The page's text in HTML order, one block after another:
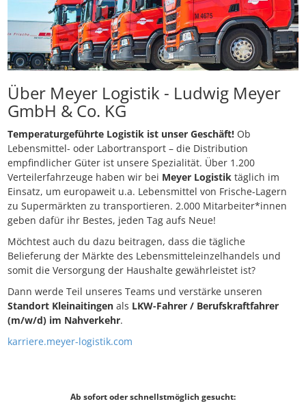
Über Meyer Logistik - Ludwig Meyer
GmbH & Co. KG
Temperaturgeführte Logistik ist unser Geschäft! Ob
Lebensmittel- oder Labortransport – die Distribution
empfindlicher Güter ist unsere Spezialität. Über 1.200
Verteilerfahrzeuge haben wir bei Meyer Logistik täglich im
Einsatz, um europaweit u.a. Lebensmittel von Frische-Lagern
zu Supermärkten zu transportieren. 2.000 Mitarbeiter*innen
geben dafür ihr Bestes, jeden Tag aufs Neue!
Möchtest auch du dazu beitragen, dass die tägliche
Belieferung der Märkte des Lebensmitteleinzelhandels und
somit die Versorgung der Haushalte gewährleistet ist?
Dann werde Teil unseres Teams und verstärke unseren
Standort Kleinaitingen als LKW-Fahrer / Berufskraftfahrer
(m/w/d) im Nahverkehr.
karriere.meyer-logistik.com
Ab sofort oder schnellstmöglich gesucht: